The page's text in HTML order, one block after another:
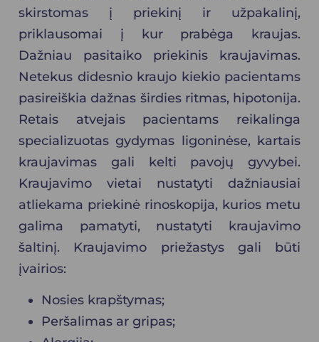
skirstomas į priekinį ir užpakalinį,
priklausomai į kur prabėga kraujas.
Dažniau pasitaiko priekinis kraujavimas.
Netekus didesnio kraujo kiekio pacientams
pasireiškia dažnas širdies ritmas, hipotonija.
Retais atvejais pacientams reikalinga
specializuotas gydymas ligoninėse, kartais
kraujavimas gali kelti pavojų gyvybei.
Kraujavimo vietai nustatyti dažniausiai
atliekama priekinė rinoskopija, kurios metu
galima pamatyti, nustatyti kraujavimo
šaltinį. Kraujavimo priežastys gali būti
įvairios:
Nosies krapštymas;
Peršalimas ar gripas;